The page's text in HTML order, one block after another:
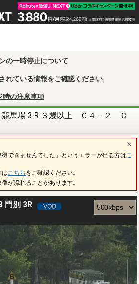
の一時停止について
れている情報をご確認ください
時の注意事項
競馬場 3 R ３歳以上 Ｃ４－２ Ｃ
得できませんでした」というエラーが出る方は こ
は こちら をご確認ください。
が流れることがあります。
門別 3R